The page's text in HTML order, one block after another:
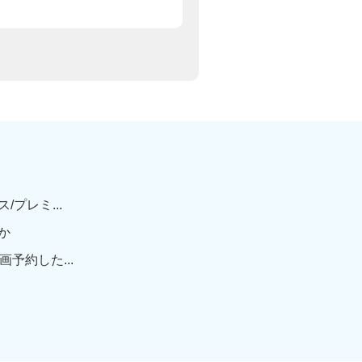
/プレミ...
予約した...